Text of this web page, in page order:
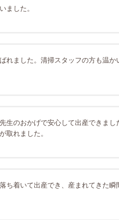
ました。
ました。清掃スタッフの方も温か
生のおかげで安心して出産できまし
取れました。
ち着いて出産でき、産まれてきた瞬